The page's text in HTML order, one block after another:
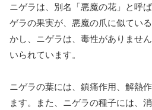
ニゲラは、別名「悪魔の花」と呼
ゲラの果実が、悪魔の爪に似てい
かし、ニゲラは、毒性がありませ
いられています。
ニゲラの葉には、鎮痛作用、解熱
ます。また、ニゲラの種子には、